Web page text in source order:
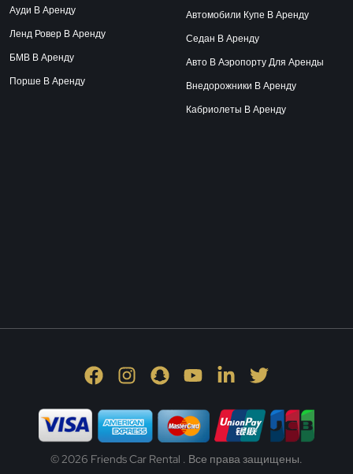
Ауди В Аренду
Ленд Ровер В Аренду
БМВ В Аренду
Порше В Аренду
Автомобили Купе В Аренду
Седан В Аренду
Авто В Аэропорту Для Аренды
Внедорожники В Аренду
Кабриолеты В Аренду
© 2026 Friends Car Rental . Все права защищены.